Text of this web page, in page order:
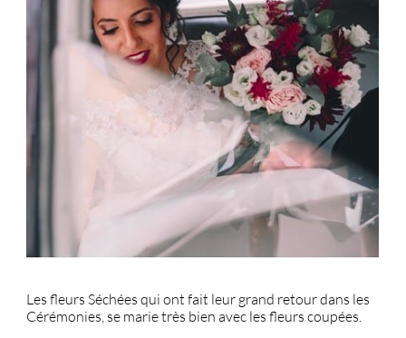
Les fleurs Séchées qui ont fait leur grand retour dans les
Cérémonies, se marie très bien avec les fleurs coupées.